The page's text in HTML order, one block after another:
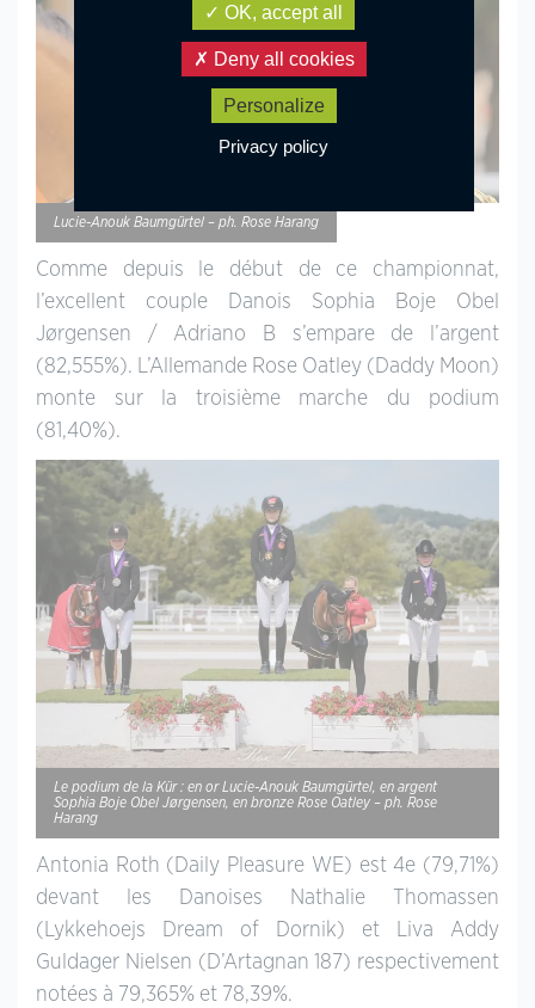
Lucie-Anouk Baumgürtel – ph. Rose Harang
Comme depuis le début de ce championnat,
l’excellent couple Danois Sophia Boje Obel
Jørgensen / Adriano B s’empare de l’argent
(82,555%). L’Allemande Rose Oatley (Daddy Moon)
monte sur la troisième marche du podium
(81,40%).
Le podium de la Kür : en or Lucie-Anouk Baumgürtel, en argent
Sophia Boje Obel Jørgensen, en bronze Rose Oatley – ph. Rose
Harang
Antonia Roth (Daily Pleasure WE) est 4e (79,71%)
devant les Danoises Nathalie Thomassen
(Lykkehoejs Dream of Dornik) et Liva Addy
Guldager Nielsen (D’Artagnan 187) respectivement
notées à 79,365% et 78,39%.
OK, accept all
Deny all cookies
Personalize
Privacy policy